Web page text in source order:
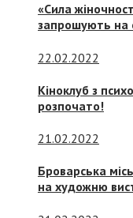
«Сила
запрошують на
22.02.2022
Кіноклуб з
розпочато!
21.02.2022
Броварська
на художню